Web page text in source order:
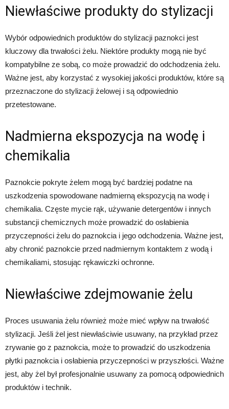
Niewłaściwe produkty do stylizacji
Wybór odpowiednich produktów do stylizacji paznokci jest
kluczowy dla trwałości żelu. Niektóre produkty mogą nie być
kompatybilne ze sobą, co może prowadzić do odchodzenia żelu.
Ważne jest, aby korzystać z wysokiej jakości produktów, które są
przeznaczone do stylizacji żelowej i są odpowiednio
przetestowane.
Nadmierna ekspozycja na wodę i
chemikalia
Paznokcie pokryte żelem mogą być bardziej podatne na
uszkodzenia spowodowane nadmierną ekspozycją na wodę i
chemikalia. Częste mycie rąk, używanie detergentów i innych
substancji chemicznych może prowadzić do osłabienia
przyczepności żelu do paznokcia i jego odchodzenia. Ważne jest,
aby chronić paznokcie przed nadmiernym kontaktem z wodą i
chemikaliami, stosując rękawiczki ochronne.
Niewłaściwe zdejmowanie żelu
Proces usuwania żelu również może mieć wpływ na trwałość
stylizacji. Jeśli żel jest niewłaściwie usuwany, na przykład przez
zrywanie go z paznokcia, może to prowadzić do uszkodzenia
płytki paznokcia i osłabienia przyczepności w przyszłości. Ważne
jest, aby żel był profesjonalnie usuwany za pomocą odpowiednich
produktów i technik.